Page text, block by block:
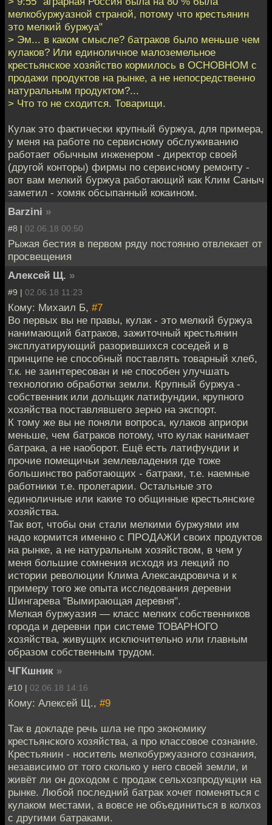
мелкобуржуазной страной, потому что крестьянин
это мелкий буржуа"
> Эм... в каком смысле? батраков было меньше чем
кулаков? Или единоличное малоземельное
крестьянское хозяйство кормилось в ОСНОВНОМ с
продажи продуктов на рынке, а не непосредственно
натуральным продуктом?...
> Что то не сходится. Товарищи.
Кулак это фактически крупный буржуа, для примера,
у меня на работе по сервисному обслуживанию
работает обычным инженером - директор своей
(другой конторы) фирмы по сервисному ремонту -
вот вам мелкий буржуа работающий как Клим Саныч
заметил - хомяк обсыпанный кокаином.
Barzini »
#8 | 02.06.18 00:50
Рыжая бестия в первом ряду постоянно отвлекает от
просвещения
Алексей Щ. »
#9 | 02.06.18 11:23
Кому: Михаил Б, #7
Во первых вы не правы, кулак - это мелкий буржуа
нанимающий батраков, зажиточный крестьянин
эксплуатирующий разорившихся соседей и в
принципе не способный поставлять товарный хлеб,
т.к. не заинтересован и не способен улучшать
технологию обработки земли. Крупный буржуа -
собственник или дольщик латифундии, крупного
хозяйства поставлявшего зерно на экспорт.
К тому же вы не поняли вопроса, кулаков априори
меньше, чем батраков потому, что кулак нанимает
батрака, а не наоборот. Ещё есть латифундии и
прочие помещичьи землевладения где тоже
большинство работающих - батраки, т.е. наемные
работники т.е. пролетарии. Остальные это
единоличные или какие то общинные крестьянские
хозяйства.
Так вот, чтобы они стали мелкими буржуями им
надо кормится именно с ПРОДАЖИ своих продуктов
на рынке, а не натуральным хозяйством, в чем у
меня большие сомнения исходя из лекций по
истории революции Клима Александровича и к
примеру того же опыта исследования деревни
Шингарева "Вымирающая деревня".
Мелкая буржуазия — класс мелких собственников
города и деревни при системе ТОВАРНОГО
хозяйства, живущих исключительно или главным
образом собственным трудом.
ЧГКшник »
#10 | 02.06.18 14:16
Кому: Алексей Щ., #9
Так в докладе речь шла не про экономику
крестьянского хозяйства, а про классовое сознание.
Крестьянин - носитель мелкобуржуазного сознания,
независимо от того сколько у него своей земли, и
живёт ли он доходом с продаж сельхозпродукции на
рынке. Любой последний батрак хочет поменяться с
кулаком местами, а вовсе не объединиться в колхоз
с другими батраками.